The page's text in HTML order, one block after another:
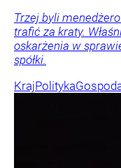
Trzej byli
trafić za kraty.
oskarżenia w
spółki.
KrajPolityka